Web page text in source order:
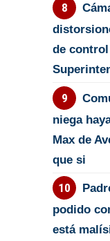
de
niega
Max de
que si
podido
está